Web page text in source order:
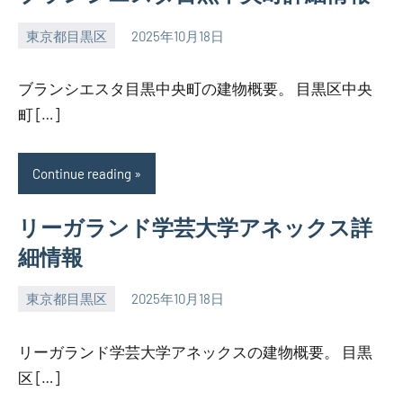
東京都目黒区 2025年10月18日
SEZIMO
ブランシエスタ目黒中央町の建物概要。 目黒区中央
町 […]
Continue reading
リーガランド学芸大学アネックス詳
細情報
東京都目黒区 2025年10月18日
SEZIMO
リーガランド学芸大学アネックスの建物概要。 目黒
区 […]